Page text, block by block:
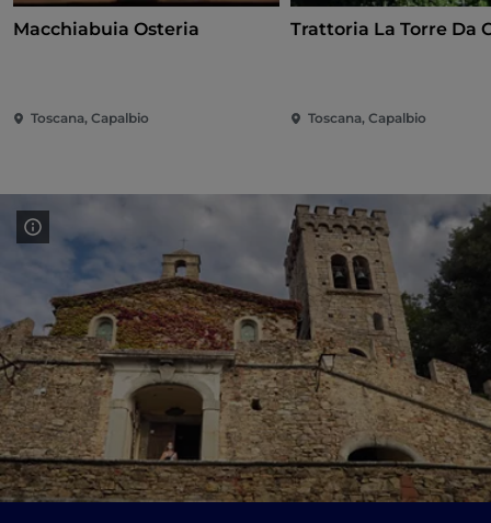
Macchiabuia Osteria
Toscana, Capalbio
Trattoria La Torre Da
Toscana, Capalbio